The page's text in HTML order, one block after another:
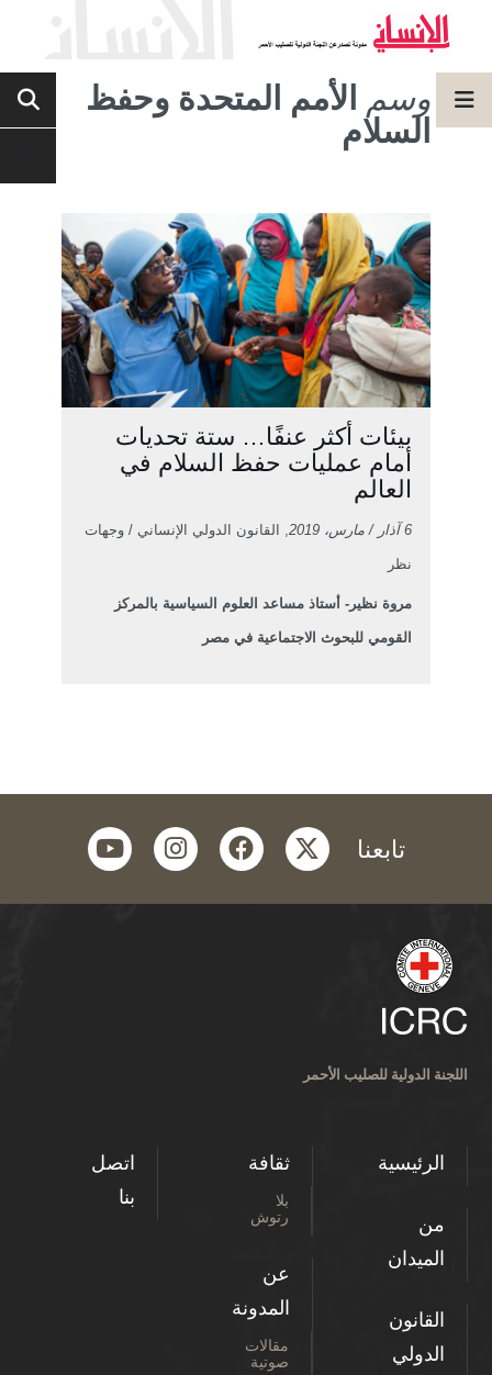
وسم الأمم المتحدة وحفظ
السلام
بيئات أكثر عنفًا… ستة تحديات
أمام عمليات حفظ السلام في
العالم
6 آذار / مارس، 2019 , القانون الدولي الإنساني / وجهات
نظر
مروة نظير- أستاذ مساعد العلوم السياسية بالمركز
القومي للبحوث الاجتماعية في مصر
تابعنا twitter
facebook
instagram
youtube
اللجنة الدولية للصليب الأحمر
الرئيسية
من
الميدان
القانون
الدولي
ثقافة
بلا
رتوش
عن
المدونة
مقالات
صوتية
اتصل
بنا